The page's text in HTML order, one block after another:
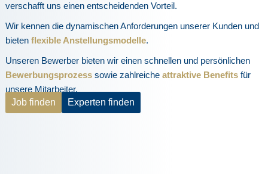
verschafft uns einen entscheidenden Vorteil.
Wir kennen die dynamischen Anforderungen unserer Kunden und
bieten flexible Anstellungsmodelle.
Unseren Bewerber bieten wir einen schnellen und persönlichen
Bewerbungsprozess sowie zahlreiche attraktive Benefitsfür
unsere Mitarbeiter.
Job finden
Experten finden